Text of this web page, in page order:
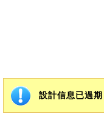
設計信息已過期